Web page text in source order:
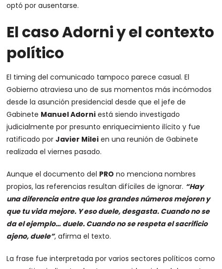
optó por ausentarse.
El caso Adorni y el contexto
político
El timing del comunicado tampoco parece casual. El
Gobierno atraviesa uno de sus momentos más incómodos
desde la asunción presidencial desde que el jefe de
Gabinete Manuel Adorni está siendo investigado
judicialmente por presunto enriquecimiento ilícito y fue
ratificado porJavier Milei en una reunión de Gabinete
realizada el viernes pasado.
Aunque el documento del PRO no menciona nombres
propios, las referencias resultan difíciles de ignorar. “Hay
una diferencia entre que los grandes números mejoren y
que tu vida mejore. Y eso duele, desgasta. Cuando no se
da el ejemplo… duele. Cuando no se respeta el sacrificio
ajeno, duele”, afirma el texto.
La frase fue interpretada por varios sectores políticos como